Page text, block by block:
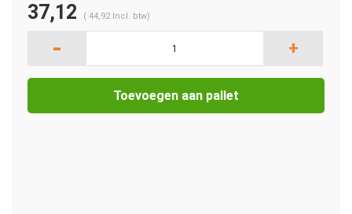
37,12 ( 44,92 Incl. btw)
- +
Toevoegen aan pallet